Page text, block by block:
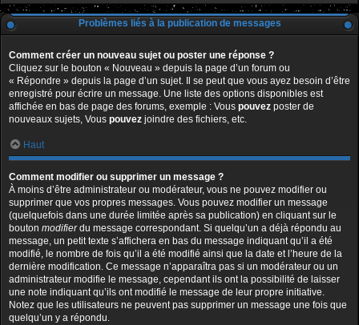
Problèmes liés à la publication de messages
Comment créer un nouveau sujet ou poster une réponse ?
Cliquez sur le bouton « Nouveau » depuis la page d’un forum ou
« Répondre » depuis la page d’un sujet. Il se peut que vous ayez besoin d’être
enregistré pour écrire un message. Une liste des options disponibles est
affichée en bas de page des forums, exemple : Vous pouvez poster de
nouveaux sujets, Vous pouvez joindre des fichiers, etc.
Haut
Comment modifier ou supprimer un message ?
À moins d’être administrateur ou modérateur, vous ne pouvez modifier ou
supprimer que vos propres messages. Vous pouvez modifier un message
(quelquefois dans une durée limitée après sa publication) en cliquant sur le
bouton modifierdu message correspondant. Si quelqu’un a déjà répondu au
message, un petit texte s’affichera en bas du message indiquant qu’il a été
modifié, le nombre de fois qu’il a été modifié ainsi que la date et l’heure de la
dernière modification. Ce message n’apparaîtra pas si un modérateur ou un
administrateur modifie le message, cependant ils ont la possibilité de laisser
une note indiquant qu’ils ont modifié le message de leur propre initiative.
Notez que les utilisateurs ne peuvent pas supprimer un message une fois que
quelqu’un y a répondu.